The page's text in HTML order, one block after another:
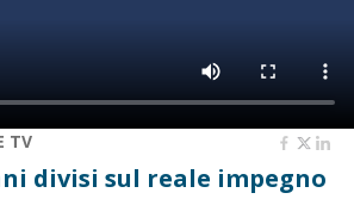
TV
divisi sul reale impegno